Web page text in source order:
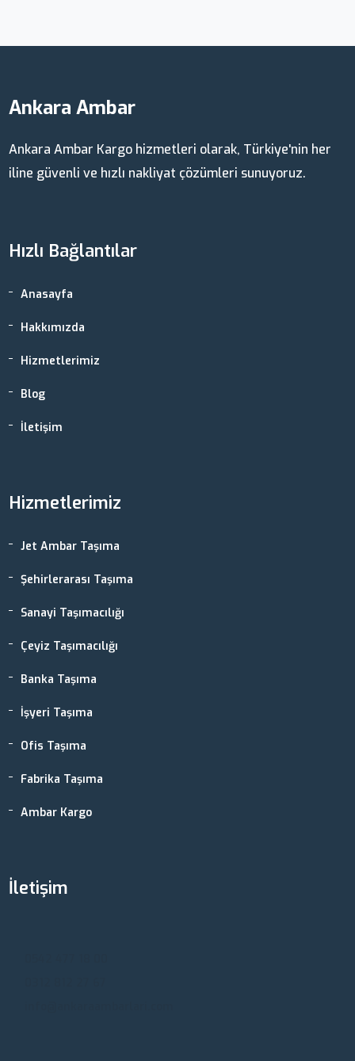
Ankara Ambar
Ankara Ambar Kargo hizmetleri olarak, Türkiye'nin her
iline güvenli ve hızlı nakliyat çözümleri sunuyoruz.
Hızlı Bağlantılar
Anasayfa
Hakkımızda
Hizmetlerimiz
Blog
İletişim
Hizmetlerimiz
Jet Ambar Taşıma
Şehirlerarası Taşıma
Sanayi Taşımacılığı
Çeyiz Taşımacılığı
Banka Taşıma
İşyeri Taşıma
Ofis Taşıma
Fabrika Taşıma
Ambar Kargo
İletişim